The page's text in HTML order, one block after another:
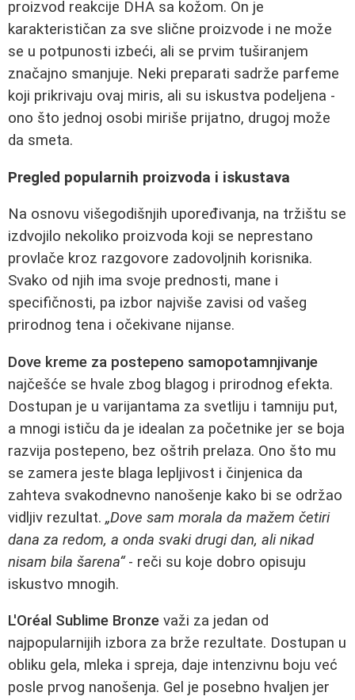
proizvod reakcije DHA sa kožom. On je
karakterističan za sve slične proizvode i ne može
se u potpunosti izbeći, ali se prvim tuširanjem
značajno smanjuje. Neki preparati sadrže parfeme
koji prikrivaju ovaj miris, ali su iskustva podeljena -
ono što jednoj osobi miriše prijatno, drugoj može
da smeta.
Pregled popularnih proizvoda i iskustava
Na osnovu višegodišnjih upoređivanja, na tržištu se
izdvojilo nekoliko proizvoda koji se neprestano
provlače kroz razgovore zadovoljnih korisnika.
Svako od njih ima svoje prednosti, mane i
specifičnosti, pa izbor najviše zavisi od vašeg
prirodnog tena i očekivane nijanse.
Dove kreme za postepeno samopotamnjivanje
najčešće se hvale zbog blagog i prirodnog efekta.
Dostupan je u varijantama za svetliju i tamniju put,
a mnogi ističu da je idealan za početnike jer se boja
razvija postepeno, bez oštrih prelaza. Ono što mu
se zamera jeste blaga lepljivost i činjenica da
zahteva svakodnevno nanošenje kako bi se održao
vidljiv rezultat. „Dove sam morala da mažem četiri
dana za redom, a onda svaki drugi dan, ali nikad
nisam bila šarena“- reči su koje dobro opisuju
iskustvo mnogih.
L'Oréal Sublime Bronze važi za jedan od
najpopularnijih izbora za brže rezultate. Dostupan u
obliku gela, mleka i spreja, daje intenzivnu boju već
posle prvog nanošenja. Gel je posebno hvaljen jer